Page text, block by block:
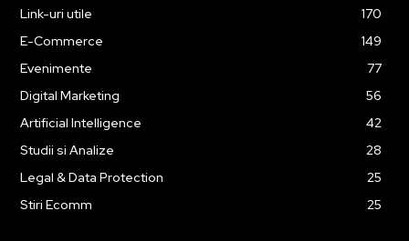
Link-uri utile
170
E-Commerce
149
Evenimente
77
Digital Marketing
56
Artificial Intelligence
42
Studii si Analize
28
Legal & Data Protection
25
Stiri Ecomm
25